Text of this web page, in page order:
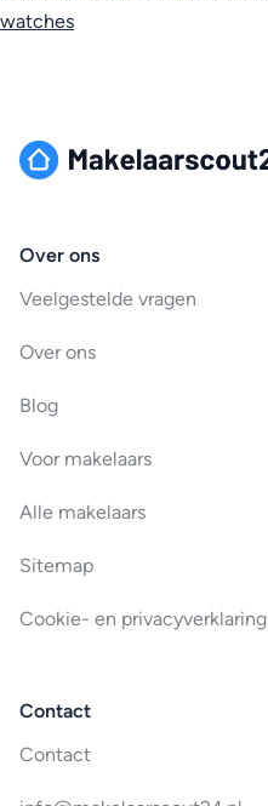
watches
Over ons
Veelgestelde vragen
Over ons
Blog
Voor makelaars
Alle makelaars
Sitemap
Cookie- en privacyverklaring
Contact
Contact